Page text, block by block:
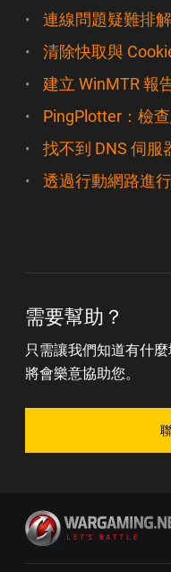
連線問題疑難排解
清除快取與
建立 WinMTR 報
PingPlotter：檢
找不到 DNS 伺服
透過行動網路進
需要幫助？
只需讓我們知道有什
將會樂意協助您。